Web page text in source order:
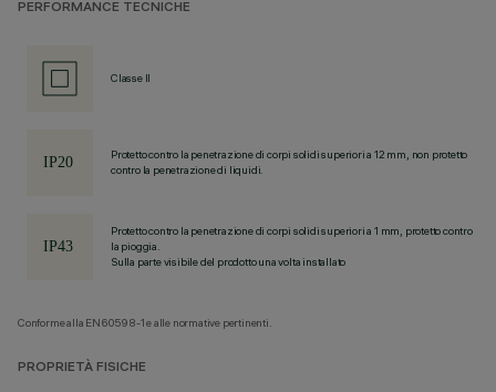
PERFORMANCE TECNICHE
Classe II
Protetto contro la penetrazione di corpi solidi superiori a 12 mm, non protetto
contro la penetrazione di liquidi.
Protetto contro la penetrazione di corpi solidi superiori a 1 mm, protetto contro
la pioggia.
Sulla parte visibile del prodotto una volta installato
Conforme alla EN60598-1 e alle normative pertinenti.
PROPRIETÀ FISICHE